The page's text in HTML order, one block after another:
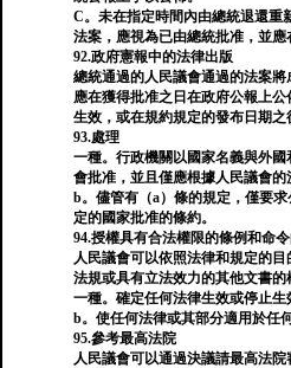
C。未在指定時間內由總統退還重
法案，應視為已由總統批准，並應
92.政府憲報中的法律出版
總統通過的人民議會通過的法案
應在獲得批准之日在政府公報上
生效，或在規約規定的發布日期之
93.處理
一種。行政機關以國家名義與外
會批准，並且僅應根據人民議會的
b。儘管有（a）條的規定，僅要
定的國家批准的條約。
94.授權具有合法權限的條例和命
人民議會可以依照法律和規定的
法規或具有立法效力的其他文書的
一種。確定任何法律生效或停止生
b。使任何法律或其部分適用於任
95.參考最高法院
人民議會可以通過決議請最高法